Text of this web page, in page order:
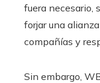
fuera necesario,
forjar una
compañías y
Sin embargo,